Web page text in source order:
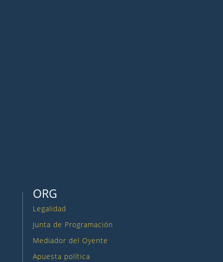
ORG
Legalidad
Junta de Programación
Mediador del Oyente
Apuesta política